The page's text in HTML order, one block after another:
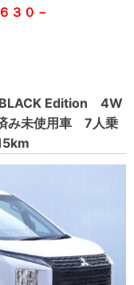
３０－
Edition 4W
未使用車 7人乗